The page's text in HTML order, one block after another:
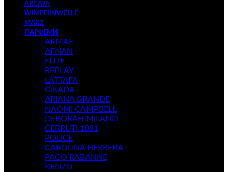
ARCAYA
WIMPERNWELLE
MAX2
ПАРФЕМИ
ARMAF
AFNAN
ELITE
REPLAY
LATTAFA
GISADA
ARIANA GRANDE
NAOMI CAMPBELL
DEBORAH MILANO
CERRUTI 1881
POLICE
CAROLINA HERRERA
PACO RABANNE
KENZO